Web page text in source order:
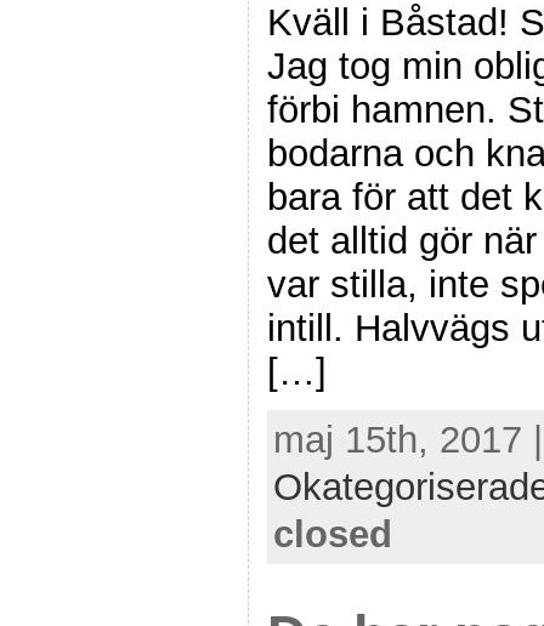
Kväll i Båstad!
Jag tog min
förbi hamnen.
bodarna och
bara för att det
det alltid gör
var stilla, inte
intill. Halvvägs
[…]
maj 15th, 2017
closed